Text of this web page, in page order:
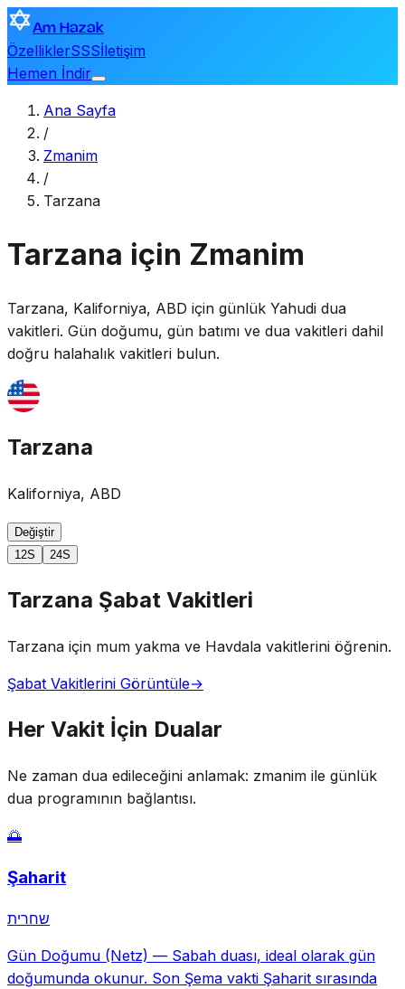
Am Hazak
ÖzelliklerSSSİletişim
Hemen İndir
Ana Sayfa
/
Zmanim
/
Tarzana
Tarzana için Zmanim
Tarzana, Kaliforniya, ABD için günlük Yahudi dua
vakitleri. Gün doğumu, gün batımı ve dua vakitleri dahil
doğru halahalık vakitleri bulun.
Tarzana
Kaliforniya, ABD
Değiştir
12S
24S
Tarzana Şabat Vakitleri
Tarzana için mum yakma ve Havdala vakitlerini öğrenin.
Şabat Vakitlerini Görüntüle→
Her Vakit İçin Dualar
Ne zaman dua edileceğini anlamak: zmanim ile günlük
dua programının bağlantısı.
🌅
Şaharit
שחרית
Gün Doğumu (Netz) — Sabah duası, ideal olarak gün
doğumunda okunur. Son Şema vakti Şaharit sırasında